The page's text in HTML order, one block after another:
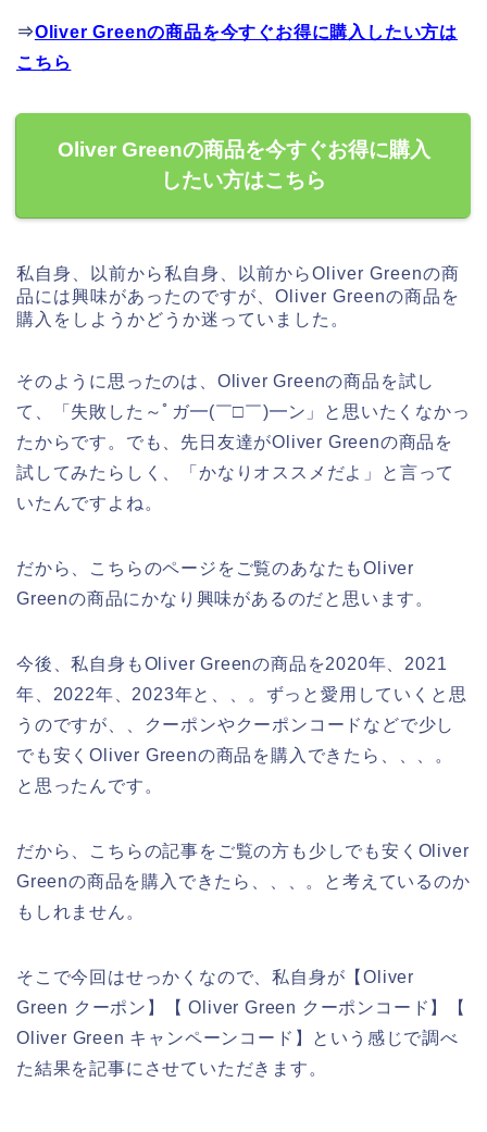
⇒Oliver Greenの商品を今すぐお得に購入したい方は
こちら
Oliver Greenの商品を今すぐお得に購入
したい方はこちら
私自身、以前から私自身、以前からOliver Greenの商
品には興味があったのですが、Oliver Greenの商品を
購入をしようかどうか迷っていました。
そのように思ったのは、Oliver Greenの商品を試し
て、「失敗した～ﾟガ━(￣□￣)━ン」と思いたくなかっ
たからです。でも、先日友達がOliver Greenの商品を
試してみたらしく、「かなりオススメだよ」と言って
いたんですよね。
だから、こちらのページをご覧のあなたもOliver
Greenの商品にかなり興味があるのだと思います。
今後、私自身もOliver Greenの商品を2020年、2021
年、2022年、2023年と、、。ずっと愛用していくと思
うのですが、、クーポンやクーポンコードなどで少し
でも安くOliver Greenの商品を購入できたら、、、。
と思ったんです。
だから、こちらの記事をご覧の方も少しでも安くOliver
Greenの商品を購入できたら、、、。と考えているのか
もしれません。
そこで今回はせっかくなので、私自身が【Oliver
Green クーポン】【 Oliver Green クーポンコード】【
Oliver Green キャンペーンコード】という感じで調べ
た結果を記事にさせていただきます。